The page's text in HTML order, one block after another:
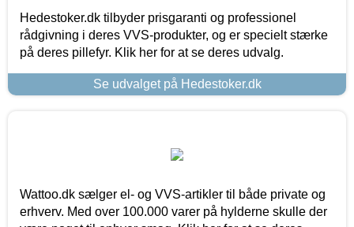
Hedestoker.dk tilbyder prisgaranti og professionel
rådgivning i deres VVS-produkter, og er specielt stærke
på deres pillefyr. Klik her for at se deres udvalg.
Se udvalget på Hedestoker.dk
Wattoo.dk sælger el- og VVS-artikler til både private og
erhverv. Med over 100.000 varer på hylderne skulle der